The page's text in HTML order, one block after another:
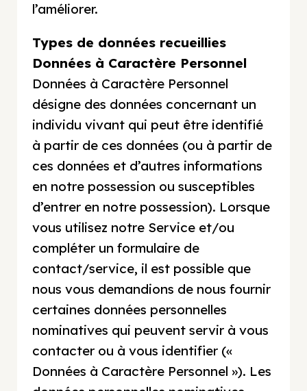
l’améliorer.
Types de données recueillies
Données à Caractère Personnel
Données à Caractère Personnel
désigne des données concernant un
individu vivant qui peut être identifié
à partir de ces données (ou à partir de
ces données et d’autres informations
en notre possession ou susceptibles
d’entrer en notre possession). Lorsque
vous utilisez notre Service et/ou
compléter un formulaire de
contact/service, il est possible que
nous vous demandions de nous fournir
certaines données personnelles
nominatives qui peuvent servir à vous
contacter ou à vous identifier («
Données à Caractère Personnel »). Les